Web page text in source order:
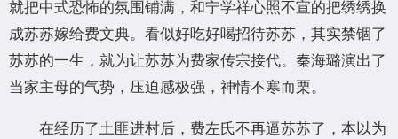
就把中式恐怖的氛围铺满，和宁学祥心照不宣的把绣绣换
成苏苏嫁给费文典。看似好吃好喝招待苏苏，其实禁锢了
苏苏的一生，就为让苏苏为费家传宗接代。秦海璐演出了
当家主母的气势，压迫感极强，神情不寒而栗。
在经历了土匪进村后，费左氏不再逼苏苏了，本以为